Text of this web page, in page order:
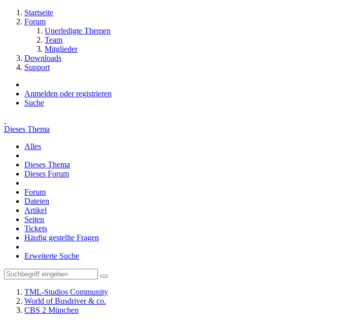
Startseite
Forum
Unerledigte Themen
Team
Mitglieder
Downloads
Support
Anmelden oder registrieren
Suche
Dieses Thema
Alles
Dieses Thema
Dieses Forum
Forum
Dateien
Artikel
Seiten
Tickets
Häufig gestellte Fragen
Erweiterte Suche
TML-Studios Community
World of Busdriver & co.
CBS 2 München